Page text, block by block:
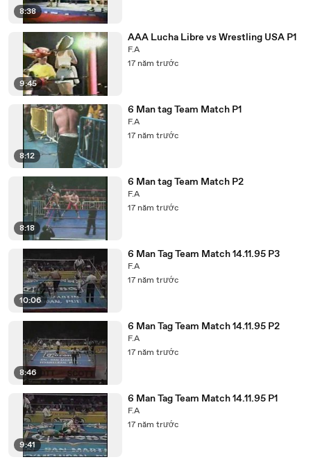
8:38
9:45
AAA Lucha Libre vs Wrestling USA P1
F.A
17 năm trước
8:12
6 Man tag Team Match P1
F.A
17 năm trước
8:18
6 Man tag Team Match P2
F.A
17 năm trước
10:06
6 Man Tag Team Match 14.11.95 P3
F.A
17 năm trước
8:46
6 Man Tag Team Match 14.11.95 P2
F.A
17 năm trước
9:41
6 Man Tag Team Match 14.11.95 P1
F.A
17 năm trước